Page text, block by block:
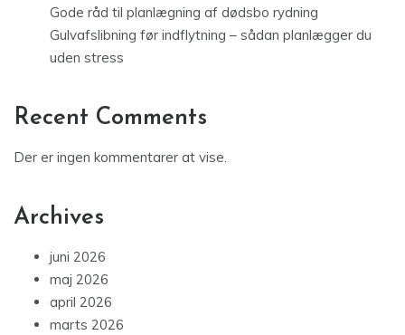
Gode råd til planlægning af dødsbo rydning
Gulvafslibning før indflytning – sådan planlægger du
uden stress
Recent Comments
Der er ingen kommentarer at vise.
Archives
juni 2026
maj 2026
april 2026
marts 2026